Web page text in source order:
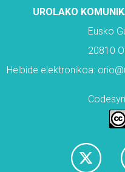
UROLAKO
Eusko
20810
Helbide elektronikoa: